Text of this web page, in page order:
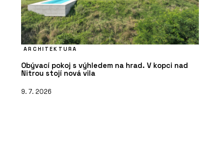
ARCHITEKTURA
Obývací pokoj s výhledem na hrad. V kopci nad
Nitrou stojí nová vila
9. 7. 2026